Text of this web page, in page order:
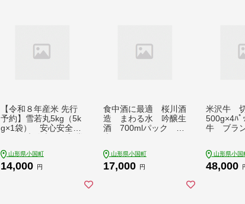
【令和８年産米 先行
予約】雪若丸5kg（5k
g×1袋） 安心安全な
山形県小国町
14,000 円
食中酒に最適 桜川酒
造 まわる水 吟醸生
酒 700mlパック 3
山形県小国町
17,000 円
米沢牛
500g×4ﾊﾟ
牛 ブラ
山形県小国
48,000